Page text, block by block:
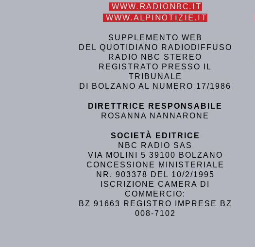
WWW.RADIONBC.IT
WWW.ALPINOTIZIE.IT
SUPPLEMENTO WEB
DEL QUOTIDIANO RADIODIFFUSO
RADIO NBC STEREO
REGISTRATO PRESSO IL
TRIBUNALE
DI BOLZANO AL NUMERO 17/1986
DIRETTRICE RESPONSABILE
ROSANNA NANNARONE
SOCIETÀ EDITRICE
NBC RADIO SAS
VIA MOLINI 5 39100 BOLZANO
CONCESSIONE MINISTERIALE
NR. 903378 DEL 10/2/1995
ISCRIZIONE CAMERA DI
COMMERCIO:
BZ 91663 REGISTRO IMPRESE BZ
008-7102